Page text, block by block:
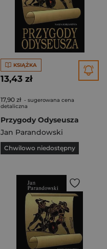
KSIĄŻKA
13,43 zł
17,90 zł - sugerowana cena
detaliczna
Przygody Odyseusza
Jan Parandowski
Chwilowo niedostępny